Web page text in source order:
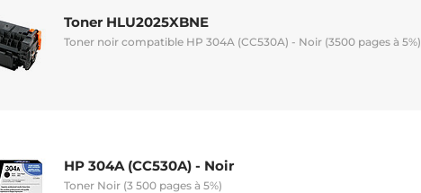
Toner HLU2025XBNE
Toner noir compatible HP 304A (CC530A) - Noir (3500 pages à 5%)
HP 304A (CC530A) - Noir
Toner Noir (3 500 pages à 5%)